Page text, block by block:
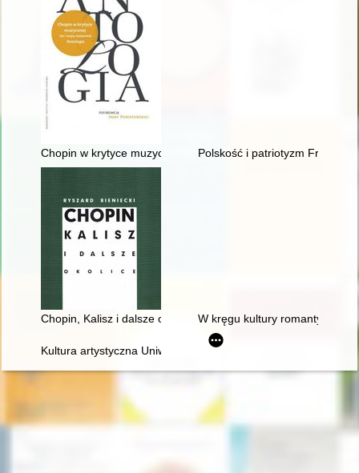
Chopin w krytyce muzycznej (do I wojny światowej). Antologia
Polskość i patriotyzm
Chopin, Kalisz i dalsze okolice W kręgu kultury romantycznej.
Kultura artystyczna Uniwersytetu Warszawskiego. Ars et